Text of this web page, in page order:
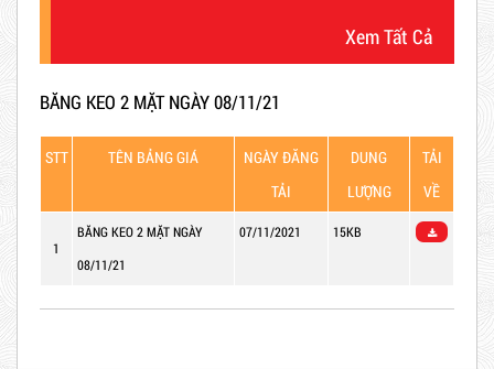
Xem Tất Cả
BĂNG KEO 2 MẶT NGÀY 08/11/21